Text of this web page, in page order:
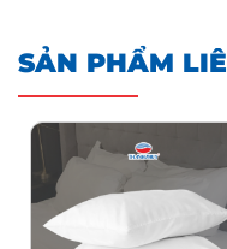
SẢN PHẨM